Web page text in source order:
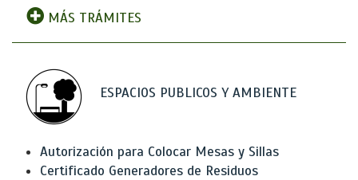
MÁS TRÁMITES
ESPACIOS PUBLICOS Y AMBIENTE
Autorización para Colocar Mesas y Sillas
Certificado Generadores de Residuos